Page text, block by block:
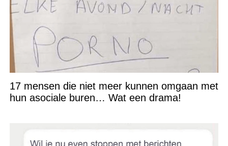
17 mensen die niet meer kunnen omgaan met
hun asociale buren… Wat een drama!